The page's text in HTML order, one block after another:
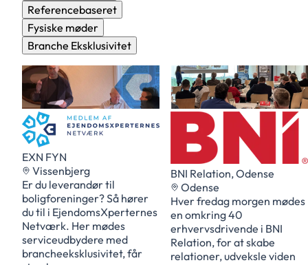
Referencebaseret
Fysiske møder
Branche Eksklusivitet
EXN FYN
Vissenbjerg
Er du leverandør til
boligforeninger? Så hører
du til i EjendomsXperternes
Netværk. Her mødes
serviceudbydere med
brancheeksklusivitet, får
BNI Relation, Odense
Odense
Hver fredag morgen mødes
en omkring 40
erhvervsdrivende i BNI
Relation, for at skabe
relationer, udveksle viden